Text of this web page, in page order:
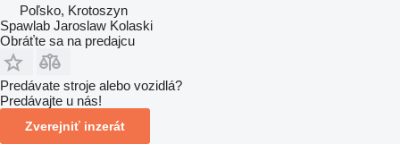
Poľsko, Krotoszyn
Spawlab Jaroslaw Kolaski
Obráťte sa na predajcu
Predávate stroje alebo vozidlá?
Predávajte u nás!
Zverejniť inzerát